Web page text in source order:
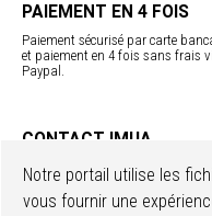
PAIEMENT EN 4 FOIS
Paiement sécurisé par carte
et paiement en 4 fois sans frais
Paypal.
CONTACT IMUA
Contact
Nos boutiques
Notre portail utilise les
vous fournir une